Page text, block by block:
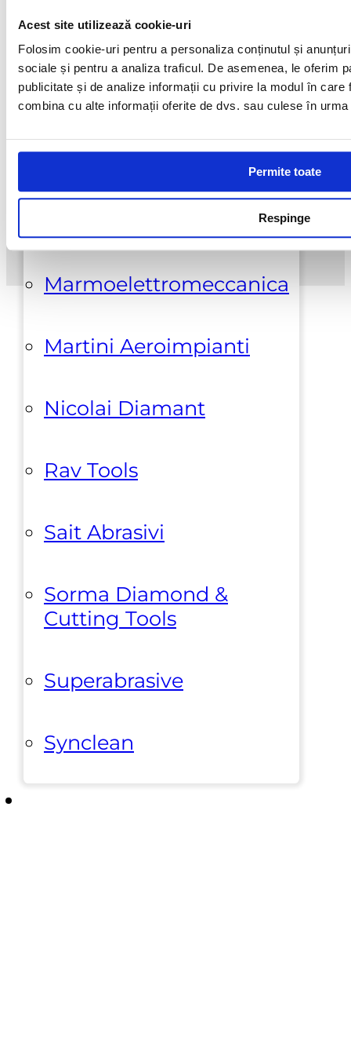
Acest site utilizează cookie-uri
Folosim cookie-uri pentru a personaliza conținutul și
sociale și pentru a analiza traficul. De asemenea, le oferim
publicitate și de analize informații cu privire la modul în
combina cu alte informații oferite de dvs. sau culese în
Permite toate
Respinge
Galeski
Hi-Cut Diamond
Klindex
Marmoelettromeccanica
Martini Aeroimpianti
Nicolai Diamant
Rav Tools
Sait Abrasivi
Sorma Diamond &
Cutting Tools
Superabrasive
Synclean
produse
Retur produse
produselor
Suport clienti
Politica de
confidentialitatePolitica
Termeni si conditiiANPC